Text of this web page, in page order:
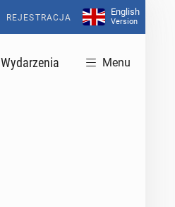
REJESTRACJA
English
Version
Wydarzenia Menu